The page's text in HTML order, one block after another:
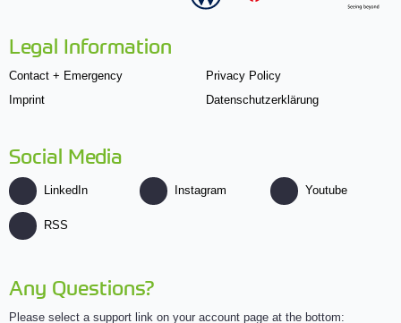
Legal Information
Contact + Emergency
Imprint
Privacy Policy
Datenschutzerklärung
Social Media
LinkedIn Instagram Youtube
RSS
Any Questions?
Please select a support link on your account page at the bottom: